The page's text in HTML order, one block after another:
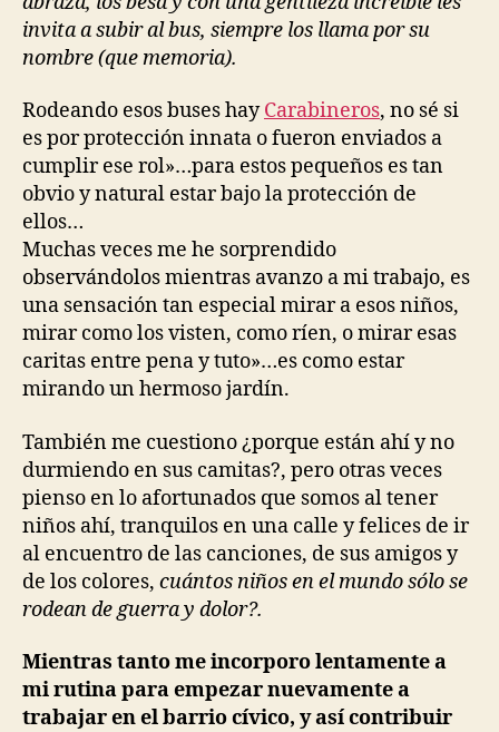
invita a subir al bus, siempre los llama por su
nombre (que memoria).
Rodeando esos buses hayCarabineros, no sé si
es por protección innata o fueron enviados a
cumplir ese rol»…para estos pequeños es tan
obvio y natural estar bajo la protección de
ellos…
Muchas veces me he sorprendido
observándolos mientras avanzo a mi trabajo, es
una sensación tan especial mirar a esos niños,
mirar como los visten, como ríen, o mirar esas
caritas entre pena y tuto»…es como estar
mirando un hermoso jardín.
También me cuestiono ¿porque están ahí y no
durmiendo en sus camitas?, pero otras veces
pienso en lo afortunados que somos al tener
niños ahí, tranquilos en una calle y felices de ir
al encuentro de las canciones, de sus amigos y
de los colores, cuántos niños en el mundo sólo se
rodean de guerra y dolor?.
Mientras tanto me incorporo lentamente a
mi rutina para empezar nuevamente a
trabajar en el barrio cívico, y así contribuir